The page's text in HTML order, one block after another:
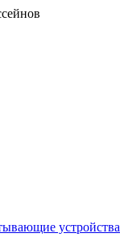
устройства